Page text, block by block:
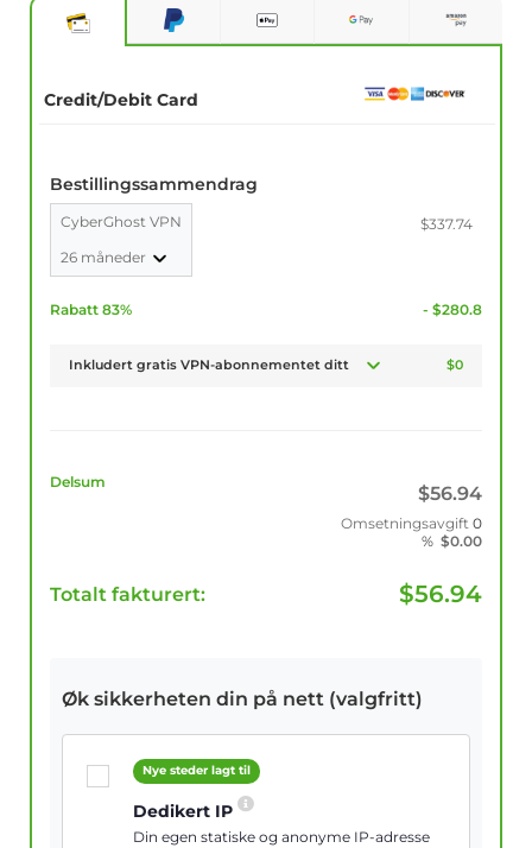
Credit/Debit Card
Bestillingssammendrag
CyberGhost VPN
26 måneder
$337.74
Rabatt 83% - $280.8
Inkludert gratis VPN-abonnementet ditt $0
Delsum
$56.94
Omsetningsavgift 0
% $0.00
Totalt fakturert: $56.94
Øk sikkerheten din på nett (valgfritt)
Nye steder lagt til
Dedikert IP
Din egen statiske og anonyme IP-adresse